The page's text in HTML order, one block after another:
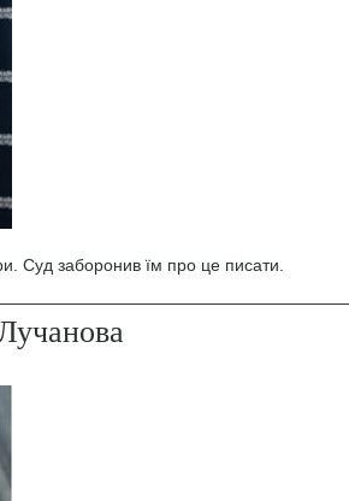
Суд заборонив їм про це писати.